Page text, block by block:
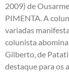
2009) de
PIMENTA. A
variadas
colunista abomina
Gilberto, de
destaque para os